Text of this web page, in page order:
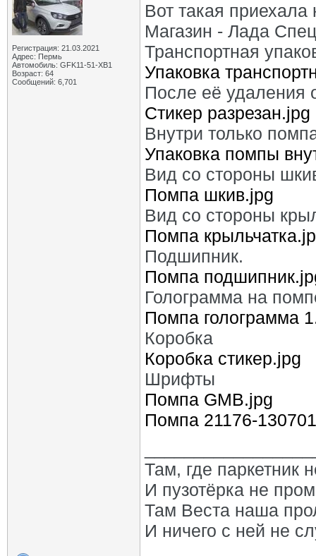
Регистрация: 21.03.2021
Адрес: Пермь
Автомобиль: GFK11-51-ХВ1
Возраст: 64
Сообщений: 6,701
Вот такая
Магазин - Лада
Транспортная
Упаковка
После её удаления
Стикер разрезан.jpg
Внутри только
Упаковка помпы
Вид со стороны
Помпа шкив.jpg
Вид со стороны
Помпа
Подшипник.
Помпа
Голограмма на
Помпа голограмма
Коробка
Коробка стикер.jpg
Шрифты
Помпа GMB.jpg
Помпа 21176-
Там, где паркетник
И пузотёрка не
Там Веста наша
И ничего с ней не